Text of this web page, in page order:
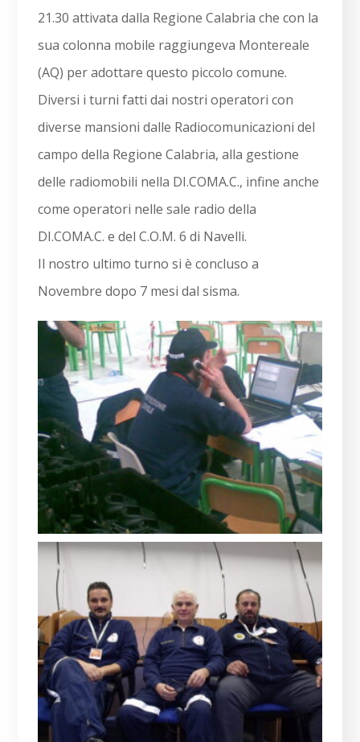
21.30 attivata dalla Regione Calabria che con la
sua colonna mobile raggiungeva Montereale
(AQ) per adottare questo piccolo comune.
Diversi i turni fatti dai nostri operatori con
diverse mansioni dalle Radiocomunicazioni del
campo della Regione Calabria, alla gestione
delle radiomobili nella DI.COMA.C., infine anche
come operatori nelle sale radio della
DI.COMA.C. e del C.O.M. 6 di Navelli.
Il nostro ultimo turno si è concluso a
Novembre dopo 7 mesi dal sisma.